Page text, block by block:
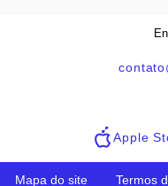
Apple
Mapa do site Termos